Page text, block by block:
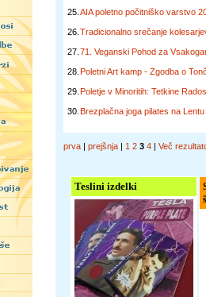
25. AIA poletno počitniško varstvo
26. Tradicionalno srečanje
27. 71. Veganski Pohod za
28. Poletni Art kamp - Zgodba o
29. Poletje v Minoritih: Tetkine
30. Brezplačna joga pilates na Lentu
prva | prejšnja | 1 2 3 4 | Več
Teslini izdelki